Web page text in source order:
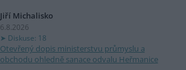
Jiří Michalisko
6.8.2026
Diskuse: 18
Otevřený dopis ministerstvu průmyslu a
obchodu ohledně sanace odvalu Heřmanice